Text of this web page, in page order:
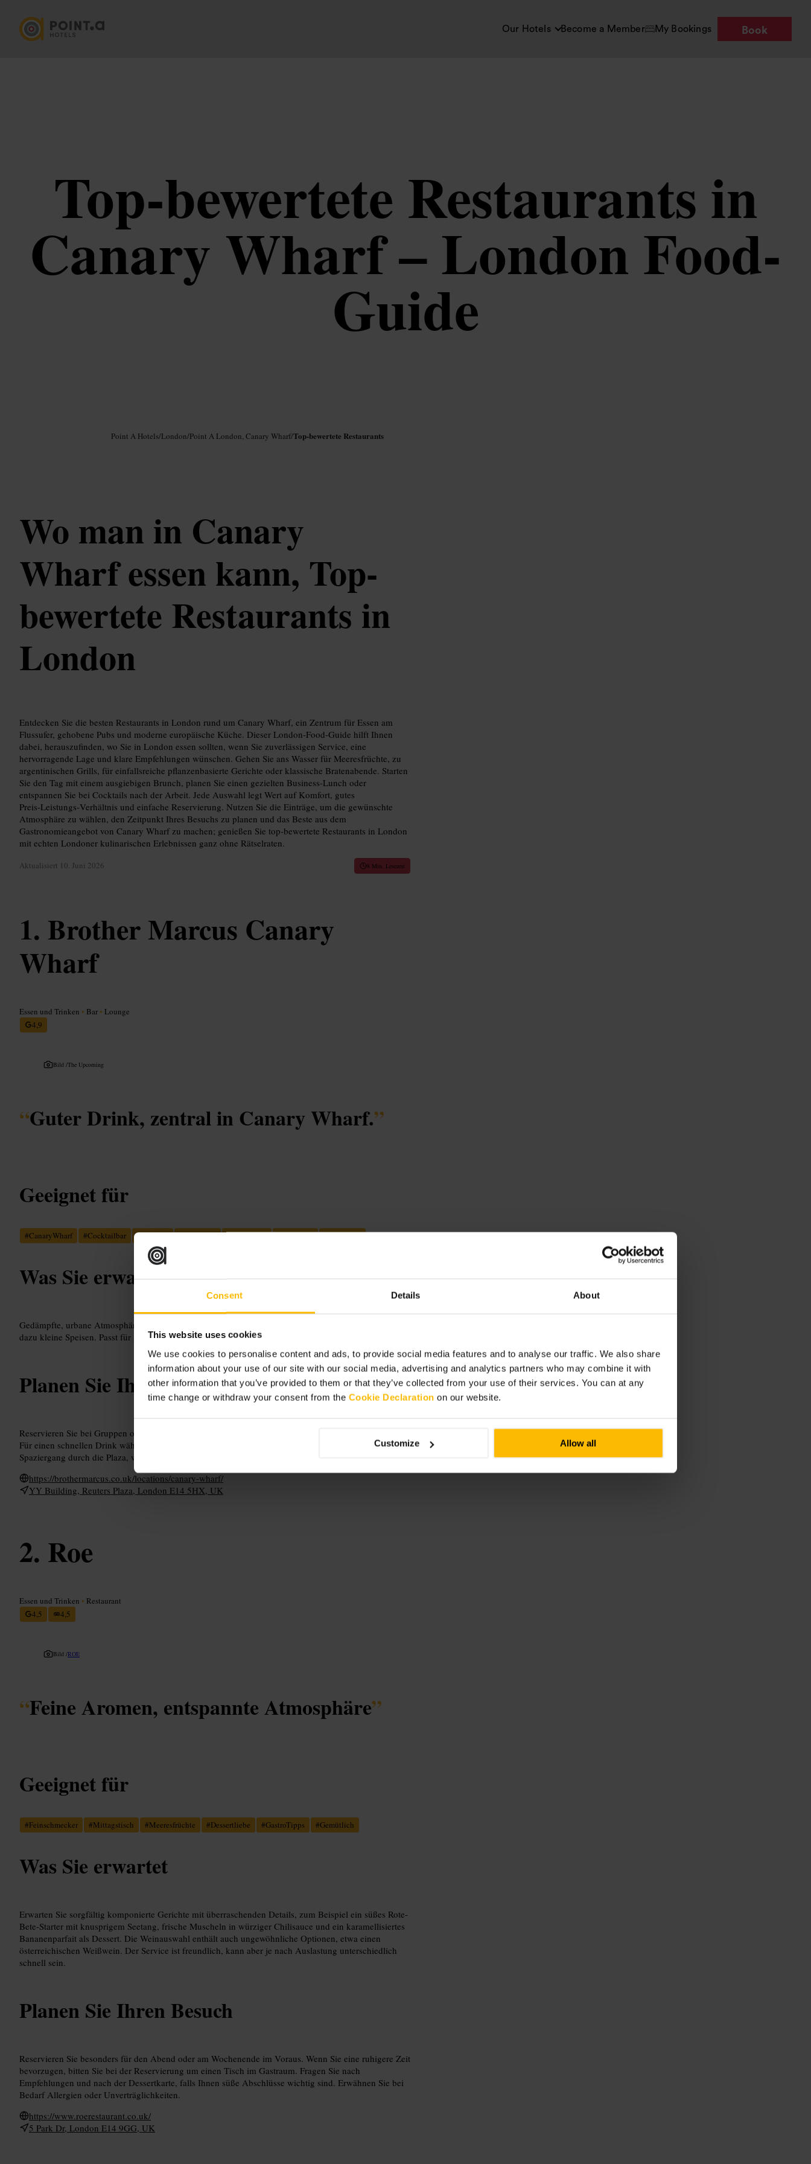
Consent Details About
This website uses cookies
We use cookies to personalise content and ads, to provide social media features and to analyse our traffic. We also share
information about your use of our site with our social media, advertising and analytics partners who may combine it with
other information that you’ve provided to them or that they’ve collected from your use of their services. You can at any
time change or withdraw your consent from the Cookie Declaration on our website.
Customize Allow all
Our Hotels Become a Member My Bookings Book
Top-bewertete Restaurants in
Canary Wharf – London Food-
Guide
Point A Hotels/London/Point A London, Canary Wharf/Top-bewertete Restaurants
Wo man in Canary
Wharf essen kann, Top-
bewertete Restaurants in
London
Entdecken Sie die besten Restaurants in London rund um Canary Wharf, ein Zentrum für Essen am
Flussufer, gehobene Pubs und moderne europäische Küche. Dieser London-Food-Guide hilft Ihnen
dabei, herauszufinden, wo Sie in London essen sollten, wenn Sie zuverlässigen Service, eine
hervorragende Lage und klare Empfehlungen wünschen. Gehen Sie ans Wasser für Meeresfrüchte, zu
argentinischen Grills, für einfallsreiche pflanzenbasierte Gerichte oder klassische Bratenabende. Starten
Sie den Tag mit einem ausgiebigen Brunch, planen Sie einen gezielten Business-Lunch oder
entspannen Sie bei Cocktails nach der Arbeit. Jede Auswahl legt Wert auf Komfort, gutes
Preis‑Leistungs‑Verhältnis und einfache Reservierung. Nutzen Sie die Einträge, um die gewünschte
Atmosphäre zu wählen, den Zeitpunkt Ihres Besuchs zu planen und das Beste aus dem
Gastronomieangebot von Canary Wharf zu machen; genießen Sie top‑bewertete Restaurants in London
mit echten Londoner kulinarischen Erlebnissen ganz ohne Rätselraten.
Aktualisiert 10. Juni 2026 8 Min. Lesezeit
Brother Marcus Canary
Wharf
Essen und Trinken • Bar • Lounge
4,9
Bild /The Upcoming
“Guter Drink, zentral in Canary Wharf.”
Geeignet für
#CanaryWharf #Cocktailbar #Weinbar #Afterwork #Loungebar #Barabend #Ausgehen
Was Sie erwartet
Gedämpfte, urbane Atmosphäre mit Sitzbereichen und Barplätzen. Fokus liegt auf Cocktails und Wein,
dazu kleine Speisen. Passt für Afterwork-Drinks, Dates und Treffen mit Kolleginnen und Kollegen.
Planen Sie Ihren Besuch
Reservieren Sie bei Gruppen oder wenn Sie am Abend sicher sein wollen, einen Platz zu bekommen.
Für einen schnellen Drink wählen Sie einen Platz an der Bar. Kombinieren Sie den Besuch mit einem
Spaziergang durch die Plaza, wenn Sie den Standort erkunden wollen.
https://brothermarcus.co.uk/locations/canary-wharf/
YY Building, Reuters Plaza, London E14 5HX, UK
Roe
Essen und Trinken • Restaurant
4,5
4,5
Bild /ROE
“Feine Aromen, entspannte Atmosphäre”
Geeignet für
#Feinschmecker #Mittagstisch #Meeresfrüchte #Dessertliebe #GastroTipps #Gemütlich
Was Sie erwartet
Erwarten Sie sorgfältig komponierte Gerichte mit überraschenden Details, zum Beispiel ein süßes Rote-
Bete‑Starter mit knusprigem Seetang, frische Muscheln in würziger Chilisauce und ein karamellisiertes
Bananenparfait als Dessert. Die Weinauswahl enthält auch ungewöhnliche Optionen, etwa einen
österreichischen Weißwein. Der Service ist freundlich, kann aber je nach Auslastung unterschiedlich
schnell sein.
Planen Sie Ihren Besuch
Reservieren Sie besonders für den Abend oder am Wochenende im Voraus. Wenn Sie eine ruhigere Zeit
bevorzugen, bitten Sie bei der Reservierung um einen Tisch im Gastraum. Fragen Sie nach
Empfehlungen und nach der Dessertkarte, falls Ihnen süße Abschlüsse wichtig sind. Erwähnen Sie bei
Bedarf Allergien oder Unverträglichkeiten.
https://www.roerestaurant.co.uk/
5 Park Dr, London E14 9GG, UK